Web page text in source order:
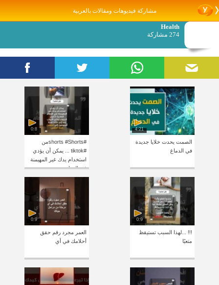
مشاركة فيديوهات ومقالات بالعربية
Health
274 مشاركة
4:21
الصمت يحدت خلايا جديدة
في الدماغ
0:8
#shorts #Shortsمن
#tiktok ... يمكن أن يؤدي
استخدام يدك غير المهيمنة
في المهام
0:9
!!! ...لهذا السبب تستيقظ
متعبًا
0:9
العمر مجرد رقم حقق
أحلامك في أي